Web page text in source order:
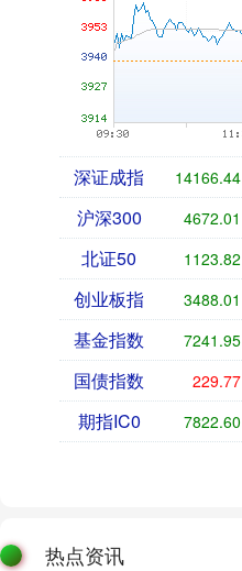
深证成指 14166.44
沪深300 4672.01
北证50 1123.82
创业板指 3488.01
基金指数 7241.95
国债指数 229.77
期指IC0 7822.60
热点资讯